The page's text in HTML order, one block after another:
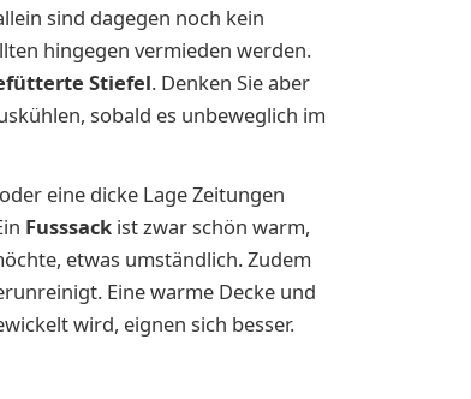
sind dagegen noch kein
hingegen vermieden werden.
Stie­fel. Denken Sie aber
sobald es unbeweglich im
oder eine dicke Lage Zeitungen
Fusssack ist zwar schön warm,
etwas umständlich. Zudem
Eine warme Decke und
wird, eignen sich besser.